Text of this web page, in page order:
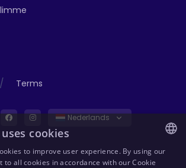
/ Terms
Nederlands
ENGLISH
cookies
to improve user experience. By using our
to all cookies in accordance with our Cookie